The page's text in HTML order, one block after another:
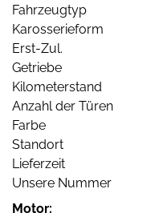
Fahrzeugtyp
Karosserieform
Erst-Zul.
Getriebe
Kilometerstand
Anzahl der Türen
Farbe
Standort
Lieferzeit
Unsere Nummer
Motor: